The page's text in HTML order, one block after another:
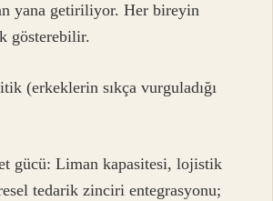
yana getiriliyor. Her bireyin
gösterebilir.
(erkeklerin sıkça vurguladığı
gücü: Liman kapasitesi, lojistik
tedarik zinciri entegrasyonu;